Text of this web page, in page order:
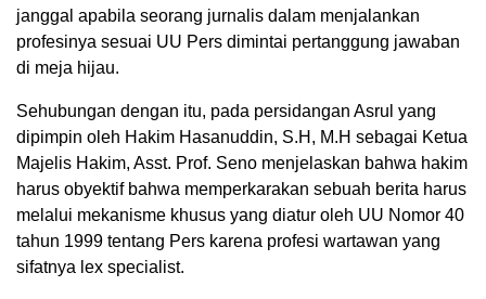
janggal apabila seorang jurnalis dalam menjalankan
profesinya sesuai UU Pers dimintai pertanggung jawaban
di meja hijau.
Sehubungan dengan itu, pada persidangan Asrul yang
dipimpin oleh Hakim Hasanuddin, S.H, M.H sebagai Ketua
Majelis Hakim, Asst. Prof. Seno menjelaskan bahwa hakim
harus obyektif bahwa memperkarakan sebuah berita harus
melalui mekanisme khusus yang diatur oleh UU Nomor 40
tahun 1999 tentang Pers karena profesi wartawan yang
sifatnya lex specialist.